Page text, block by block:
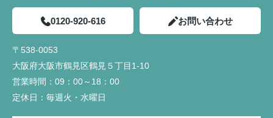
0120-920-616 お問い合わせ
〒538-0053
大阪府大阪市鶴見区鶴見５丁目1-10
営業時間： 09：00～18：00
定休日： 毎週火・水曜日